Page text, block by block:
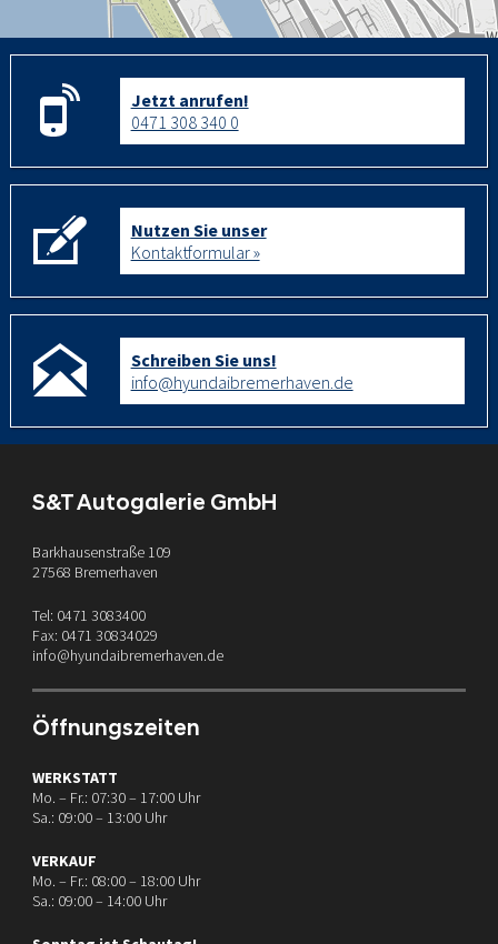
Jetzt anrufen!
0471 308 340 0
Nutzen Sie unser
Kontaktformular »
Schreiben Sie uns!
info@hyundaibremerhaven.de
S&T Autogalerie GmbH
Barkhausenstraße 109
27568 Bremerhaven
Tel: 0471 3083400
Fax: 0471 30834029
info@hyundaibremerhaven.de
Öffnungszeiten
WERKSTATT
Mo. – Fr.: 07:30 – 17:00 Uhr
Sa.: 09:00 – 13:00 Uhr
VERKAUF
Mo. – Fr.: 08:00 – 18:00 Uhr
Sa.: 09:00 – 14:00 Uhr